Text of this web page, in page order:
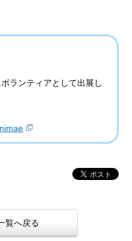
ランティアとして出展し
覧へ戻る